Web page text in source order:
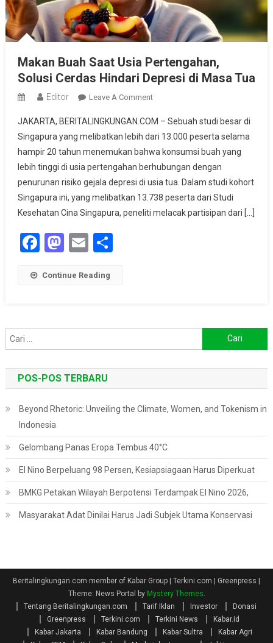
Makan Buah Saat Usia Pertengahan,
Solusi Cerdas Hindari Depresi di Masa Tua
Editor Leave A CommentOn
Buah
Saat
Usia
Pertengahan,
Solusi
Cerdas
Hindari
JAKARTA, BERITALINGKUNGAN.COM – Sebuah studi besar di
Singapura yang melibatkan lebih dari 13.000 peserta selama
hampir 20 tahun menemukan bahwa konsumsi buah yang
lebih tinggi di usia pertengahan berhubungan dengan
penurunan risiko gejala depresi di usia tua. Dalam studi kohort
Singapura ini, yang melibatkan 13.738 peserta dari Studi
Kesehatan Cina Singapura, peneliti melacak partisipan dari […]
Facebook
Mastodon
EmailShare
Continue Reading
untuk:
POS-POS TERBARU
Beyond Rhetoric: Unveiling the Climate, Women, and Tokenism in
Indonesia
Gelombang Panas Eropa Tembus 40°C
El Nino Berpeluang 98 Persen, Kesiapsiagaan Harus Diperkuat
BMKG Petakan Wilayah Berpotensi Terdampak El Nino 2026,
Masyarakat Adat Dinilai Harus Jadi Subjek Utama Konservasi
Beritalingkungan.com member of Kabar Group | Terkini.com | Greenpress |
Theme: News Portal by Mystery Themes
Tentang Beritalingkungan.com
Tarif Iklan Investor
Donasi
Greenpress
Terkini.com Terkini News
Kabar.id
Kabar Jakarta
Kabar Bandung Kabar Sultra
Kabar Agri